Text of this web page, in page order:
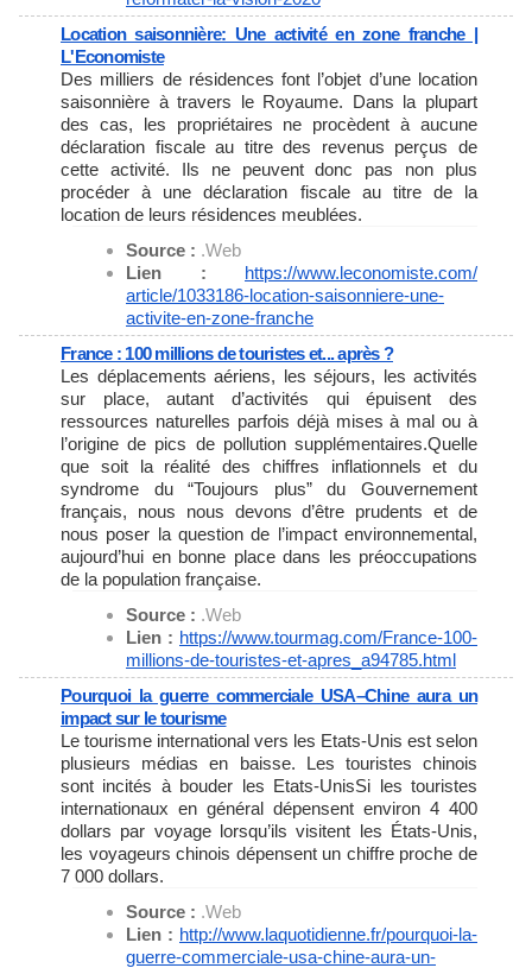
Location saisonnière: Une activité en zone franche |
L'Economiste
Des milliers de résidences font l’objet d’une location
saisonnière à travers le Royaume. Dans la plupart
des cas, les propriétaires ne procèdent à aucune
déclaration fiscale au titre des revenus perçus de
cette activité. Ils ne peuvent donc pas non plus
procéder à une déclaration fiscale au titre de la
location de leurs résidences meublées.
Source : .Web
Lien : https://www.leconomiste.com/
article/1033186-location-saisonniere-une-
activite-en-zone-franche
France : 100 millions de touristes et... après ?
Les déplacements aériens, les séjours, les activités
sur place, autant d’activités qui épuisent des
ressources naturelles parfois déjà mises à mal ou à
l’origine de pics de pollution supplémentaires.Quelle
que soit la réalité des chiffres inflationnels et du
syndrome du “Toujours plus” du Gouvernement
français, nous nous devons d’être prudents et de
nous poser la question de l’impact environnemental,
aujourd’hui en bonne place dans les préoccupations
de la population française.
Source : .Web
Lien : https://www.tourmag.com/France-100-
millions-de-touristes-et-apres_a94785.html
Pourquoi la guerre commerciale USA–Chine aura un
impact sur le tourisme
Le tourisme international vers les Etats-Unis est selon
plusieurs médias en baisse. Les touristes chinois
sont incités à bouder les Etats-UnisSi les touristes
internationaux en général dépensent environ 4 400
dollars par voyage lorsqu’ils visitent les États-Unis,
les voyageurs chinois dépensent un chiffre proche de
7 000 dollars.
Source : .Web
Lien : http://www.laquotidienne.fr/pourquoi-la-
guerre-commerciale-usa-chine-aura-un-